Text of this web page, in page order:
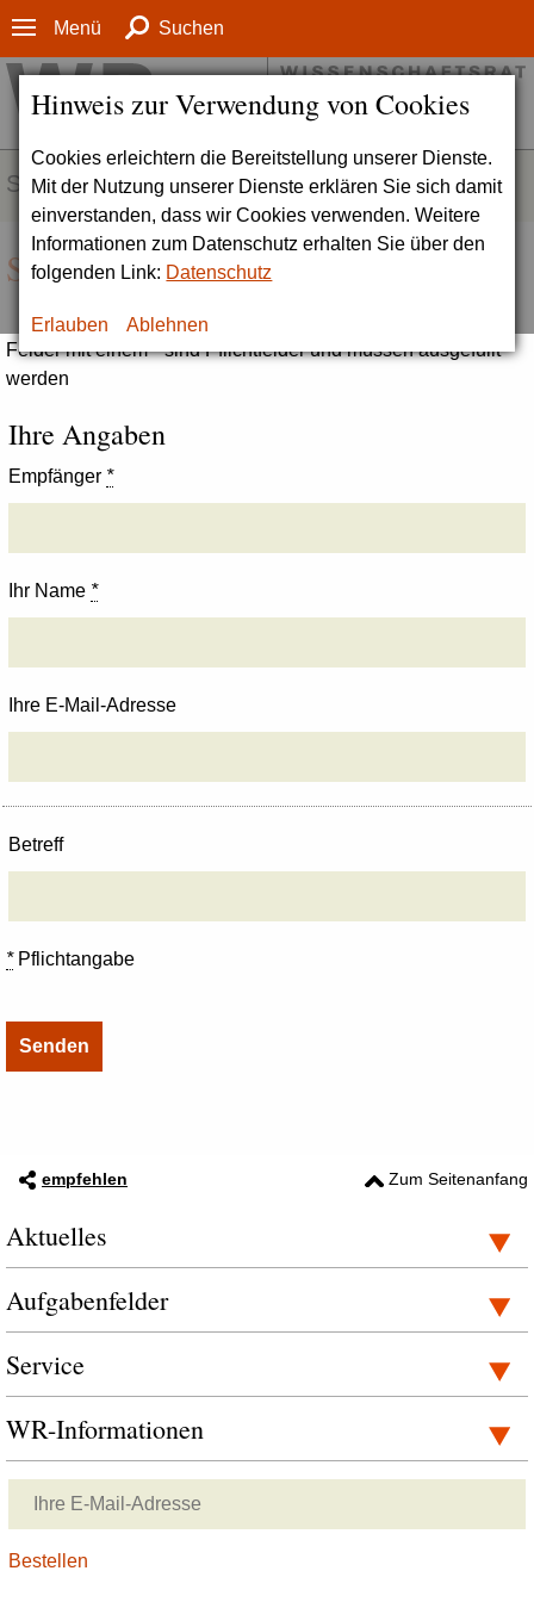
Hinweis zur Verwendung von Cookies
Cookies erleichtern die Bereitstellung unserer Dienste.
Mit der Nutzung unserer Dienste erklären Sie sich damit
einverstanden, dass wir Cookies verwenden. Weitere
Informationen zum Datenschutz erhalten Sie über den
folgenden Link: Datenschutz
Erlauben Ablehnen
Menü Suchen
SERVICE
Seite empfehlen
Felder mit einem * sind Pflichtfelder und müssen ausgefüllt
werden
Ihre Angaben
Empfänger *
Ihr Name *
Ihre E-Mail-Adresse
Betreff
*Pflichtangabe
empfehlen Zum Seitenanfang
Aktuelles
Aufgabenfelder
Service
WR-Informationen